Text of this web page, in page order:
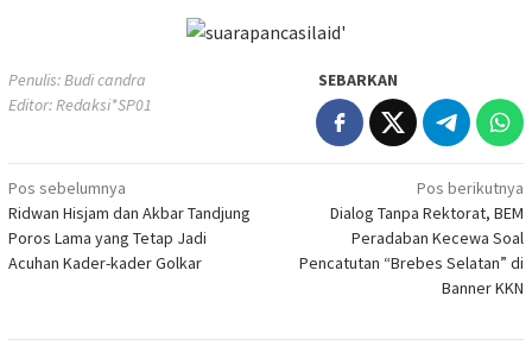
Penulis: Budi candra
Editor: Redaksi*SP01
SEBARKAN
Navigasi
pos
Pos sebelumnya
Ridwan Hisjam dan Akbar Tandjung
Poros Lama yang Tetap Jadi
Acuhan Kader-kader Golkar
Pos berikutnya
Dialog Tanpa Rektorat, BEM
Peradaban Kecewa Soal
Pencatutan “Brebes Selatan” di
Banner KKN